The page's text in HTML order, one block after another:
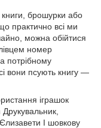
брошурки або
практично всі ми
можна обійтися
номер
потрібному
вони псують книгу —
іграшок
I шовкову